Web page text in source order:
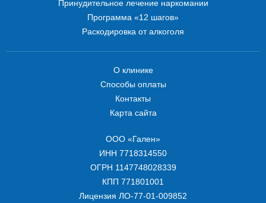
Принудительное лечение наркомании
Программа «12 шагов»
Раскодировка от алкоголя
О клинике
Способы оплаты
Контакты
Карта сайта
ООО «Гален»
ИНН 7718314550
ОГРН 1147748028339
КПП 771801001
Лицензия ЛО-77-01-009852